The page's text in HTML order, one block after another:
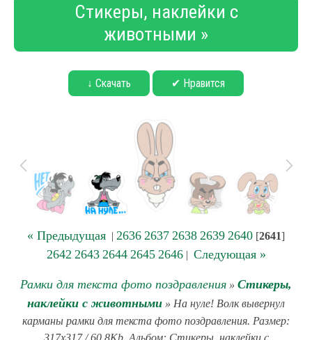
Стикеры, наклейки с
животными »
↓ Скачать ✔ Нравится
« Предыдущая | 2636 2637 2638 2639 2640 [2641]
2642 2643 2644 2645 2646| Следующая »
Рамки для текста фото поздравления » Стикеры,
наклейки с животными » На нуле! Волк вывернул
карманы рамки для текста фото поздравления. Размер:
317x317 / 60.8Kb. Альбом: Стикеры, наклейки с